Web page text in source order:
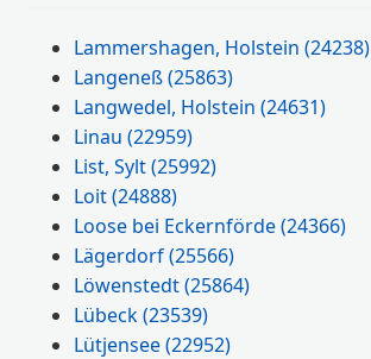
Lammershagen, Holstein(24238)
Langeneß(25863)
Langwedel, Holstein(24631)
Linau(22959)
List, Sylt(25992)
Loit(24888)
Loose bei Eckernförde(24366)
Lägerdorf(25566)
Löwenstedt(25864)
Lübeck(23539)
Lütjensee(22952)